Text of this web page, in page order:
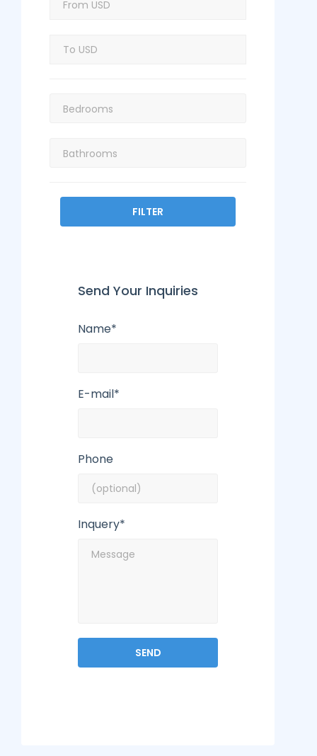
FILTER
Send Your Inquiries
Name*
E-mail*
Phone
Inquery*